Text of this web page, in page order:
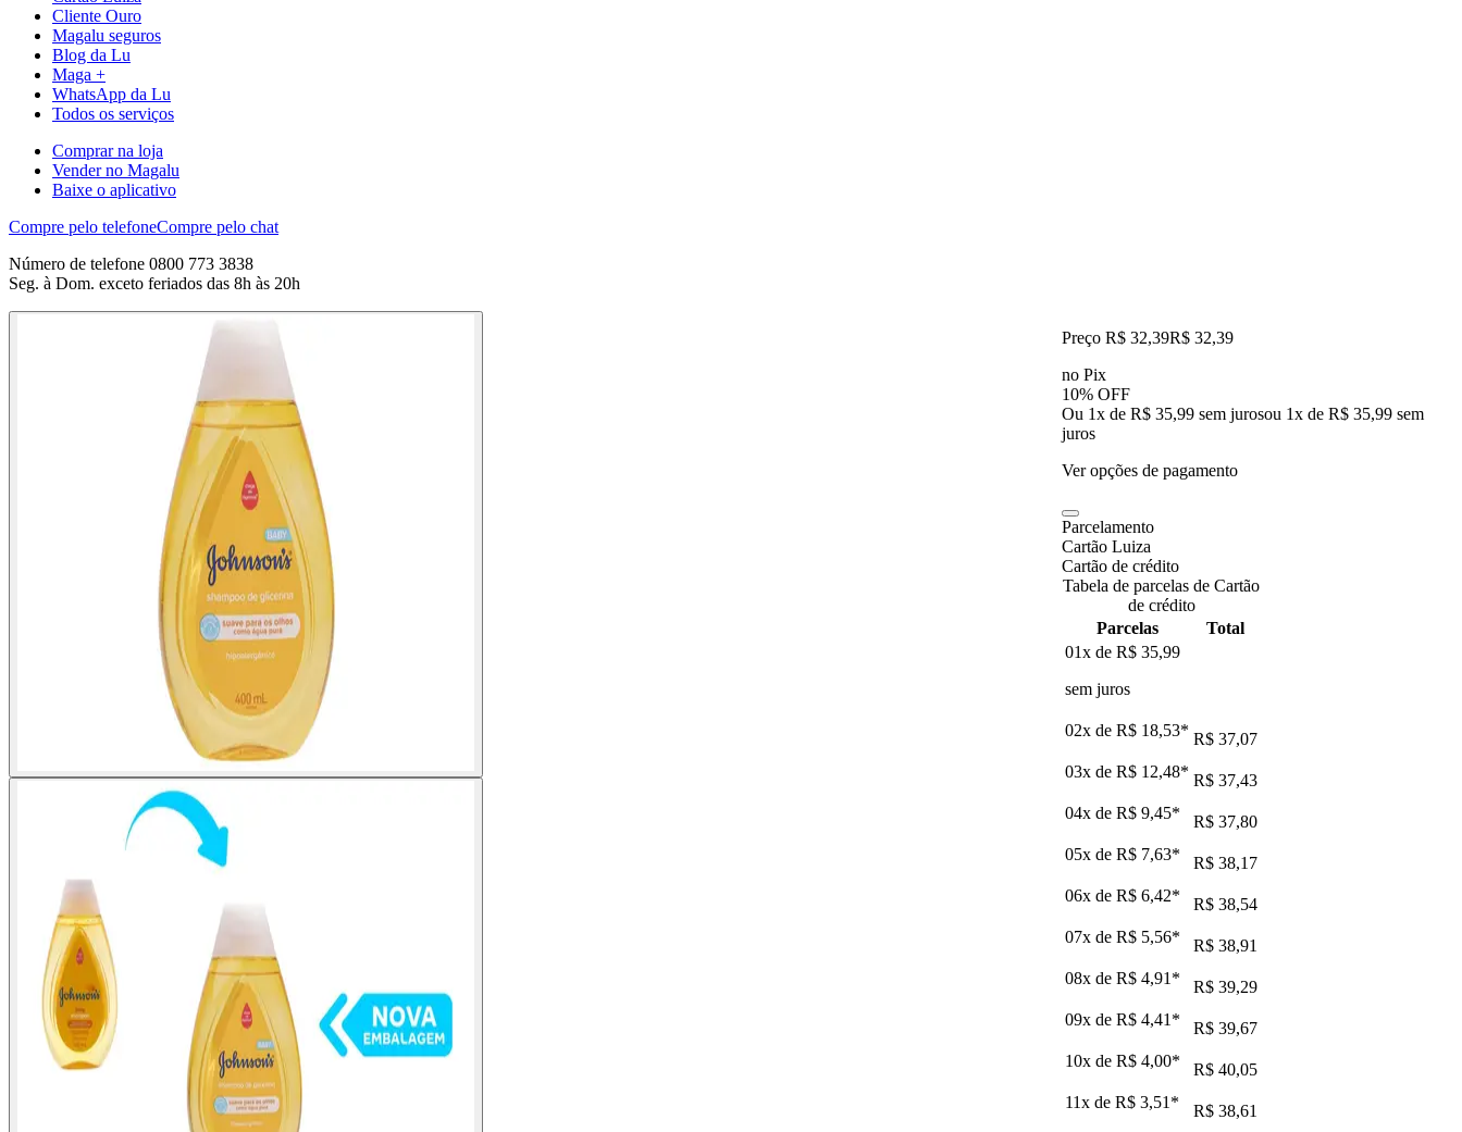
Cliente Ouro
Magalu seguros
Blog da Lu
Maga +
WhatsApp da Lu
Todos os serviços
Comprar na loja
Vender no Magalu
Baixe o aplicativo
Compre pelo telefoneCompre pelo chat
Número de telefone 0800 773 3838
Seg. à Dom. exceto feriados das 8h às 20h
Preço R$ 32,39R$ 32,39
no Pix
10% OFF
Ou 1x de R$ 35,99 sem jurosou 1x de R$ 35,99 sem
juros
Ver opções de pagamento
Parcelamento
Cartão Luiza
Cartão de crédito
Tabela de parcelas de Cartão
de crédito
Parcelas
Total
01x de R$ 35,99
sem juros
02x de R$ 18,53* R$ 37,07
03x de R$ 12,48* R$ 37,43
04x de R$ 9,45*
R$ 37,80
05x de R$ 7,63*
R$ 38,17
06x de R$ 6,42*
R$ 38,54
07x de R$ 5,56*
R$ 38,91
08x de R$ 4,91 *
R$ 39,29
09x de R$ 4,41 *
R$ 39,67
10x de R$ 4,00*
R$ 40,05
11x de R$ 3,51 *
R$ 38,61